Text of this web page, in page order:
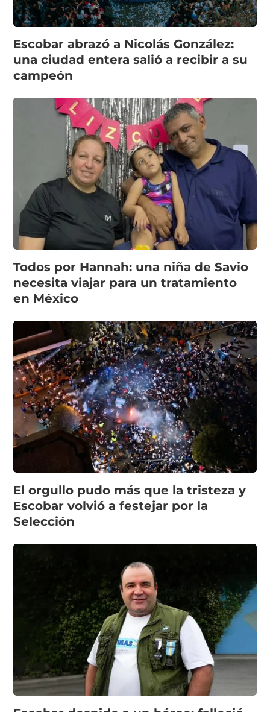
Escobar abrazó a Nicolás González:
una ciudad entera salió a recibir a su
campeón
Todos por Hannah: una niña de Savio
necesita viajar para un tratamiento
en México
El orgullo pudo más que la tristeza y
Escobar volvió a festejar por la
Selección